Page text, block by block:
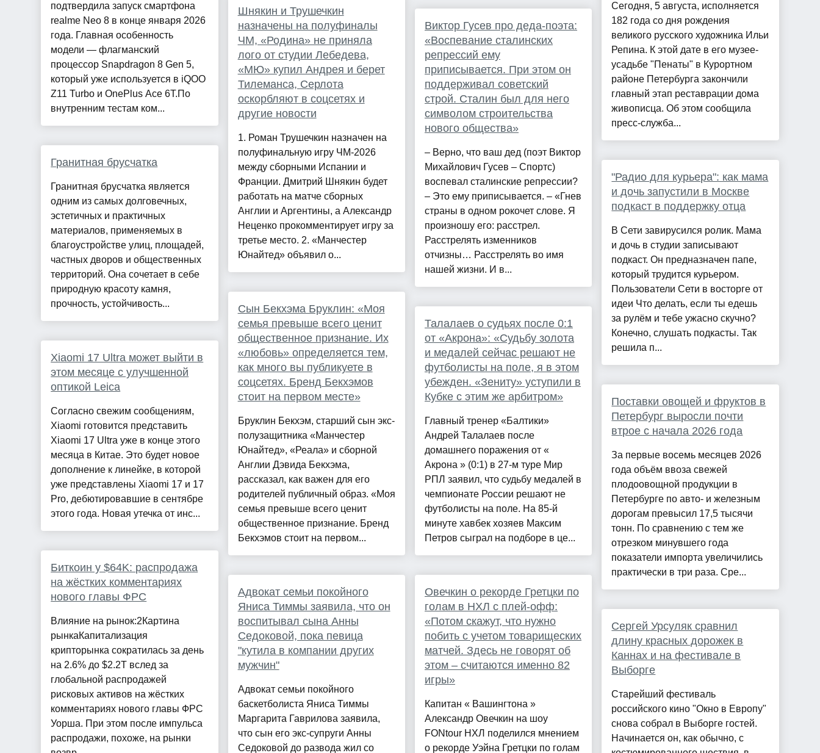
подтвердила запуск смартфона
realme Neo 8 в конце января 2026
года. Главная особенность
модели — флагманский
процессор Snapdragon 8 Gen 5,
который уже используется в iQOO
Z11 Turbo и OnePlus Ace 6T.По
внутренним тестам ком...
Гранитная брусчатка
Гранитная брусчатка является
одним из самых долговечных,
эстетичных и практичных
материалов, применяемых в
благоустройстве улиц, площадей,
частных дворов и общественных
территорий. Она сочетает в себе
природную красоту камня,
прочность, устойчивость...
Xiaomi 17 Ultra может выйти в
этом месяце с улучшенной
оптикой Leica
Согласно свежим сообщениям,
Xiaomi готовится представить
Xiaomi 17 Ultra уже в конце этого
месяца в Китае. Это будет новое
дополнение к линейке, в которой
уже представлены Xiaomi 17 и 17
Pro, дебютировавшие в сентябре
этого года. Новая утечка от инс...
Биткоин у $64K: распродажа
на жёстких комментариях
нового главы ФРС
Влияние на рынок:2Картина
рынкаКапитализация
крипторынка сократилась за день
на 2.6% до $2.2T вслед за
глобальной распродажей
рисковых активов на жёстких
комментариях нового главы ФРС
Уорша. При этом после импульса
распродажи, похоже, на рынки
Шнякин и Трушечкин
назначены на полуфиналы
ЧМ, «Родина» не приняла
лого от студии Лебедева,
«МЮ» купил Андрея и берет
Тилеманса, Серлота
оскорбляют в соцсетях и
другие новости
1. Роман Трушечкин назначен на
полуфинальную игру ЧМ-2026
между сборными Испании и
Франции. Дмитрий Шнякин будет
работать на матче сборных
Англии и Аргентины, а Александр
Неценко прокомментирует игру за
третье место. 2. «Манчестер
Юнайтед» объявил о...
Сын Бекхэма Бруклин: «Моя
семья превыше всего ценит
общественное признание. Их
«любовь» определяется тем,
как много вы публикуете в
соцсетях. Бренд Бекхэмов
стоит на первом месте»
Бруклин Бекхэм, старший сын экс-
полузащитника «Манчестер
Юнайтед», «Реала» и сборной
Англии Дэвида Бекхэма,
рассказал, как важен для его
родителей публичный образ. «Моя
семья превыше всего ценит
общественное признание. Бренд
Бекхэмов стоит на первом...
Адвокат семьи покойного
Яниса Тиммы заявила, что он
воспитывал сына Анны
Седоковой, пока певица
"кутила в компании других
мужчин"
Адвокат семьи покойного
баскетболиста Яниса Тиммы
Маргарита Гаврилова заявила,
что сын его экс-супруги Анны
Седоковой до развода жил со
Виктор Гусев про деда-поэта:
«Воспевание сталинских
репрессий ему
приписывается. При этом он
поддерживал советский
строй. Сталин был для него
символом строительства
нового общества»
– Верно, что ваш дед (поэт Виктор
Михайлович Гусев – Спортс)
воспевал сталинские репрессии?
– Это ему приписывается. – «Гнев
страны в одном рокочет слове. Я
произношу его: расстрел.
Расстрелять изменников
отчизны… Расстрелять во имя
нашей жизни. И в...
Талалаев о судьях после 0:1
от «Акрона»: «Судьбу золота
и медалей сейчас решают не
футболисты на поле, я в этом
убежден. «Зениту» уступили в
Кубке с этим же арбитром»
Главный тренер «Балтики»
Андрей Талалаев после
домашнего поражения от «
Акрона » (0:1) в 27‑м туре Мир
РПЛ заявил, что судьбу медалей в
чемпионате России решают не
футболисты на поле. На 85-й
минуте хавбек хозяев Максим
Петров сыграл на подборе в це...
Овечкин о рекорде Гретцки по
голам в НХЛ с плей-офф:
«Потом скажут, что нужно
побить с учетом товарищеских
матчей. Здесь не говорят об
этом – считаются именно 82
игры»
Капитан « Вашингтона »
Александр Овечкин на шоу
FONtour НХЛ поделился мнением
о рекорде Уэйна Гретцки по голам
Сегодня, 5 августа, исполняется
182 года со дня рождения
великого русского художника Ильи
Репина. К этой дате в его музее-
усадьбе "Пенаты" в Курортном
районе Петербурга закончили
главный этап реставрации дома
живописца. Об этом сообщила
пресс-служба...
"Радио для курьера": как мама
и дочь запустили в Москве
подкаст в поддержку отца
В Сети завирусился ролик. Мама
и дочь в студии записывают
подкаст. Он предназначен папе,
который трудится курьером.
Пользователи Сети в восторге от
идеи Что делать, если ты едешь
за рулём и тебе ужасно скучно?
Конечно, слушать подкасты. Так
решила п...
Поставки овощей и фруктов в
Петербург выросли почти
втрое с начала 2026 года
За первые восемь месяцев 2026
года объём ввоза свежей
плодоовощной продукции в
Петербурге по авто- и железным
дорогам превысил 17,5 тысячи
тонн. По сравнению с тем же
отрезком минувшего года
показатели импорта увеличились
практически в три раза. Сре...
Сергей Урсуляк сравнил
длину красных дорожек в
Каннах и на фестивале в
Выборге
Старейший фестиваль
российского кино "Окно в Европу"
снова собрал в Выборге гостей.
Начинается он, как обычно, с